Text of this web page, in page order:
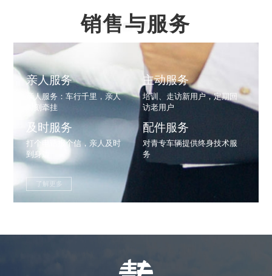
销售与服务
亲人服务
亲人服务：车行千里，亲人
时刻牵挂
主动服务
培训、走访新用户，定期回
访老用户
及时服务
打个电话报个信，亲人及时
到身边
配件服务
对青专车辆提供终身技术服
务
了解更多